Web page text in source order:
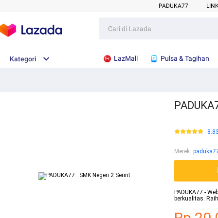
PADUKA77
Kategori LazMall Pulsa & Tagihan
Merek:
PADUKA77 -
berkualitas.